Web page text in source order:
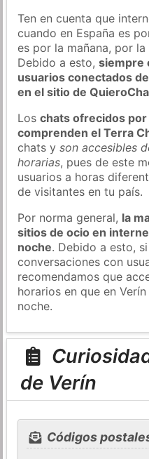
Ten en cuenta que
cuando en España es
es por la mañana, por
Debido a esto,siempre
usuarios conectados
en el sitio de
Loschats ofrecidos
comprenden el Terra
chats yson accesibles
horarias, pues de este
usuarios a horas
de visitantes en tu país.
Por norma general, la
sitios de ocio en
noche. Debido a esto,
conversaciones con
recomendamos que
horarios en que en
noche.
de Verín
Códigos